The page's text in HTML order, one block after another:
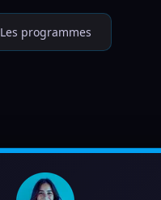
Les programmes